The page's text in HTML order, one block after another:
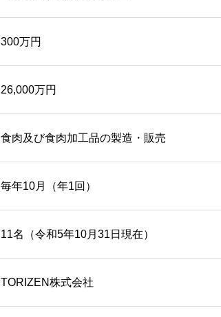
300万円
26,000万円
食肉及び食肉加工品の製造・販売
毎年10月（年1回）
11名（令和5年10月31日現在）
TORIZEN株式会社